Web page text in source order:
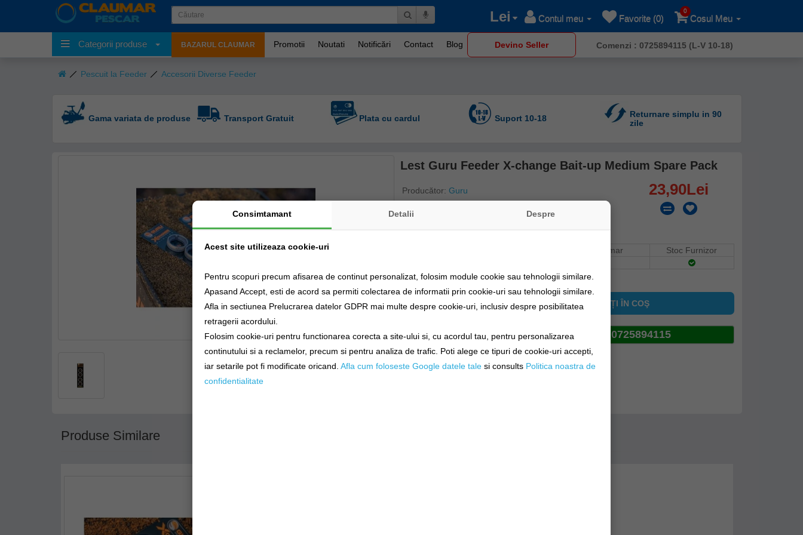
Lei Contul meu Favorite (0) Cosul Meu
0
Categorii produse BAZARUL CLAUMAR Promotii Noutati Notificări Contact Blog Devino Seller Comenzi : 0725894115 (L-V 10-18)
Pescuit la Feeder Accesorii Diverse Feeder
Gama variata de produse Transport Gratuit Plata cu cardul Suport 10-18
Returnare simplu in 90
zile
Lest Guru Feeder X-change Bait-up Medium Spare Pack
Producător: Guru
23,90Lei
Stoc Depozit Claumar Stoc Furnizor
ADĂUGAȚI ÎN COŞ
Alertă preț! 0725894115
1 opinii/Spune-ţi opinia
Produse Similare
Consimtamant Detalii Despre
Acest site utilizeaza cookie-uri
Pentru scopuri precum afisarea de continut personalizat, folosim module cookie sau tehnologii similare.
Apasand Accept, esti de acord sa permiti colectarea de informatii prin cookie-uri sau tehnologii similare.
Afla in sectiunea Prelucrarea datelor GDPR mai multe despre cookie-uri, inclusiv despre posibilitatea
retragerii acordului.
Folosim cookie-uri pentru functionarea corecta a site-ului si, cu acordul tau, pentru personalizarea
continutului si a reclamelor, precum si pentru analiza de trafic. Poti alege ce tipuri de cookie-uri accepti,
iar setarile pot fi modificate oricand. Afla cum foloseste Google datele tale si consults Politica noastra de
confidentialitate